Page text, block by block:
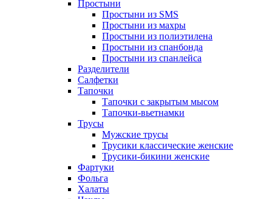
Простыни
Простыни из SMS
Простыни из махры
Простыни из полиэтилена
Простыни из спанбонда
Простыни из спанлейса
Разделители
Салфетки
Тапочки
Тапочки с закрытым мысом
Тапочки-вьетнамки
Трусы
Мужские трусы
Трусики классические женские
Трусики-бикини женские
Фартуки
Фольга
Халаты